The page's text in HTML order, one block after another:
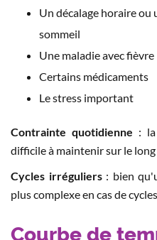
Un décalage horaire
sommeil
Une maladie avec fièvre
Certains médicaments
Le stress important
Contrainte quotidienne :
difficile à maintenir sur le
Cycles irréguliers: bien
plus complexe en cas de
Courbe de